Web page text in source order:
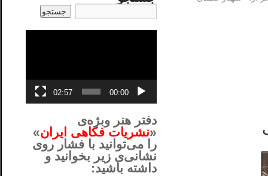
00:00
02:57
دفتر هنر وبژه‌ی
«نشریات فکاهی ایران»
را می‌توانید با فشار روی
نشانی‌ی زیر بخوانید و
داشته باشید: